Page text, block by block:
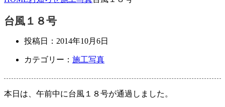
台風１８号
投稿日： 2014年10月6日
カテゴリー： 施工写真
本日は、 午前中に台風１８号が通過しました。